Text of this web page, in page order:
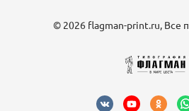
© 2026 flagman-print.ru, Все